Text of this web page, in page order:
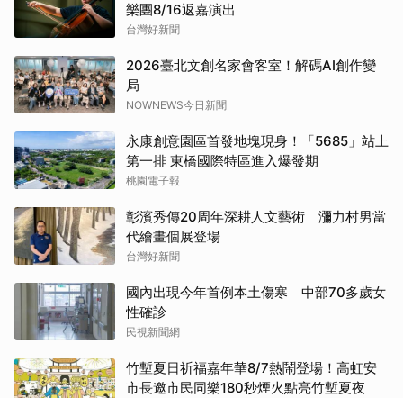
樂團8/16返嘉演出
台灣好新聞
2026臺北文創名家會客室！解碼AI創作變
局
NOWNEWS今日新聞
永康創意園區首發地塊現身！「5685」站上
第一排 東橋國際特區進入爆發期
桃園電子報
彰濱秀傳20周年深耕人文藝術 瀰力村男當
代繪畫個展登場
台灣好新聞
國內出現今年首例本土傷寒 中部70多歲女
性確診
民視新聞網
竹塹夏日祈福嘉年華8/7熱鬧登場！高虹安
市長邀市民同樂180秒煙火點亮竹塹夏夜